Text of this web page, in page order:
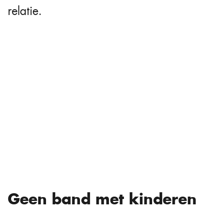
relatie.
Geen band met kinderen